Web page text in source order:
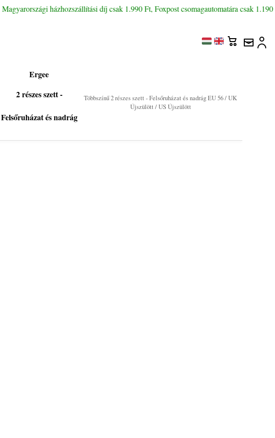
Magyarországi házhozszállítási díj csak 1.990 Ft, Foxpost csomagautomatára csak 1.190
Ergee
2 részes szett -
Felsőruházat és nadrág
Többszínű 2 részes szett - Felsőruházat és nadrág EU 56 / UK
Újszülött / US Újszülött